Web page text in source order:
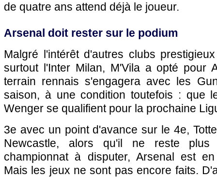
de quatre ans attend déjà le joueur.
Arsenal doit rester sur le podium
Malgré l'intérêt d'autres clubs
surtout l'Inter Milan, M'Vila a opté pour
terrain rennais s'engagera avec les
saison, à une condition toutefois : que
Wenger se qualifient pour la prochaine
3e avec un point d'avance sur le 4e,
Newcastle, alors qu'il ne reste plus
championnat à disputer, Arsenal est
Mais les jeux ne sont pas encore faits.